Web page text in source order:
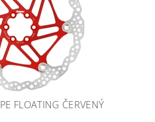
FLOATING ČERVENÝ